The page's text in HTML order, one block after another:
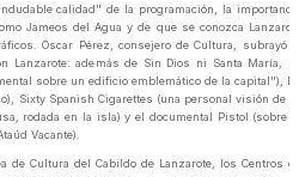
calidad" de la programación, la
Jameos del Agua y de que se conozca
Óscar Pérez, consejero de Cultura, subrayó
Lanzarote: además de Sin Dios ni Santa María,
sobre un edificio emblemático de la capital"),
Sixty Spanish Cigarettes (una personal visión de
rodada en la isla) y el documental Pistol (sobre
Vacante).
de Cultura del Cabildo de Lanzarote, los Centros